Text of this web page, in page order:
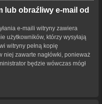
lub obraźliwy e-mail od
e-maili witryny zawiera
użytkowników, którzy wysyłają
witryny pełną kopię
niej zawarte nagłówki, ponieważ
będzie wówczas mógł